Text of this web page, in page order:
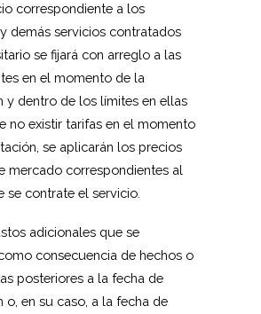
correspondiente a los
demás servicios contratados
se fijará con arreglo a las
en el momento de la
y dentro de los límites en ellas
no existir tarifas en el momento
se aplicarán los precios
mercado correspondientes al
se contrate el servicio.
adicionales que se
consecuencia de hechos o
posteriores a la fecha de
o, en su caso, a la fecha de